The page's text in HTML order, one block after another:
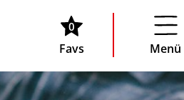
Menü
0
Favs